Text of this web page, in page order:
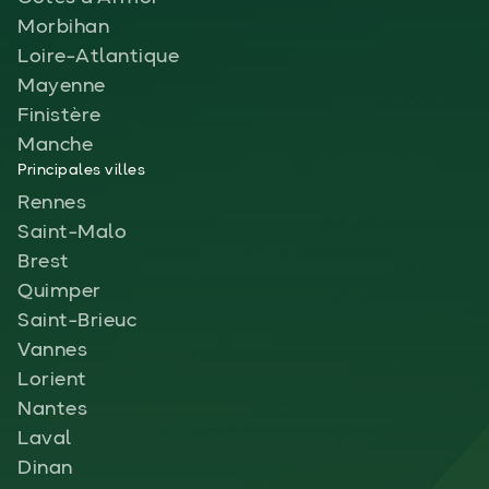
Morbihan
Loire-Atlantique
Mayenne
Finistère
Manche
Principales villes
Rennes
Saint-Malo
Brest
Quimper
Saint-Brieuc
Vannes
Lorient
Nantes
Laval
Dinan